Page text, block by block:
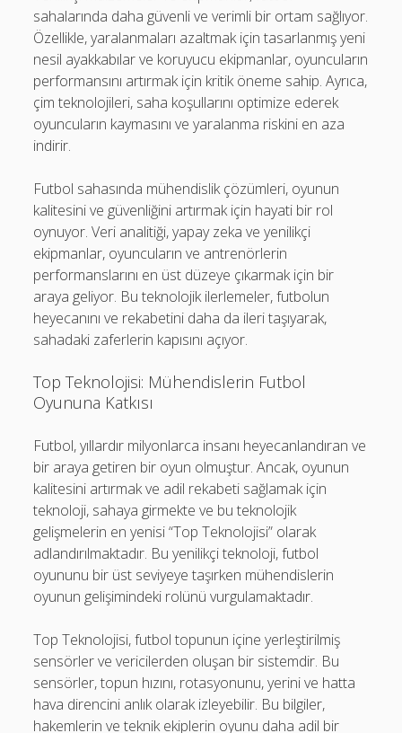
sahalarında daha güvenli ve verimli bir ortam sağlıyor.
Özellikle, yaralanmaları azaltmak için tasarlanmış yeni
nesil ayakkabılar ve koruyucu ekipmanlar, oyuncuların
performansını artırmak için kritik öneme sahip. Ayrıca,
çim teknolojileri, saha koşullarını optimize ederek
oyuncuların kaymasını ve yaralanma riskini en aza
indirir.
Futbol sahasında mühendislik çözümleri, oyunun
kalitesini ve güvenliğini artırmak için hayati bir rol
oynuyor. Veri analitiği, yapay zeka ve yenilikçi
ekipmanlar, oyuncuların ve antrenörlerin
performanslarını en üst düzeye çıkarmak için bir
araya geliyor. Bu teknolojik ilerlemeler, futbolun
heyecanını ve rekabetini daha da ileri taşıyarak,
sahadaki zaferlerin kapısını açıyor.
Top Teknolojisi: Mühendislerin Futbol
Oyununa Katkısı
Futbol, yıllardır milyonlarca insanı heyecanlandıran ve
bir araya getiren bir oyun olmuştur. Ancak, oyunun
kalitesini artırmak ve adil rekabeti sağlamak için
teknoloji, sahaya girmekte ve bu teknolojik
gelişmelerin en yenisi “Top Teknolojisi” olarak
adlandırılmaktadır. Bu yenilikçi teknoloji, futbol
oyununu bir üst seviyeye taşırken mühendislerin
oyunun gelişimindeki rolünü vurgulamaktadır.
Top Teknolojisi, futbol topunun içine yerleştirilmiş
sensörler ve vericilerden oluşan bir sistemdir. Bu
sensörler, topun hızını, rotasyonunu, yerini ve hatta
hava direncini anlık olarak izleyebilir. Bu bilgiler,
hakemlerin ve teknik ekiplerin oyunu daha adil bir